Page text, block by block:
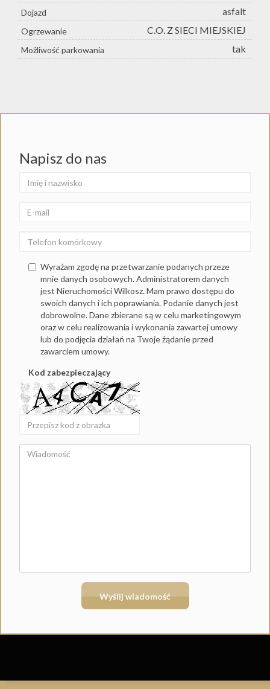
Dojazd asfalt
Ogrzewanie C.O. Z SIECI MIEJSKIEJ
Możliwość parkowania tak
Napisz do nas
Wyrażam zgodę na przetwarzanie podanych przeze
mnie danych osobowych. Administratorem danych
jest Nieruchomości Wilkosz. Mam prawo dostępu do
swoich danych i ich poprawiania. Podanie danych jest
dobrowolne. Dane zbierane są w celu marketingowym
oraz w celu realizowania i wykonania zawartej umowy
lub do podjęcia działań na Twoje żądanie przed
zawarciem umowy.
Kod zabezpieczający